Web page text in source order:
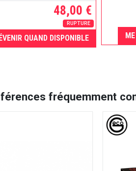
48,00 €
RUPTURE
QUAND DISPONIBLE
fréquemment